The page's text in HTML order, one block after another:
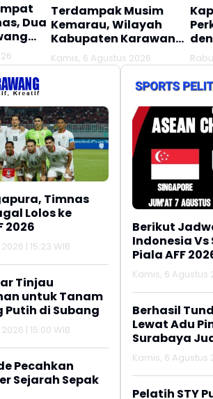
Dua
Terdampak Musim
Kemarau, Wilayah
Kabupaten Karawang
Kekeringan Makin
Meluas
Kamis, 6 Agustus 2026
Timnas
Lolos ke
2026
| 15:23 WIB
Tinjau
untuk Tanam
Putih di Subang
| 15:00 WIB
Pecahkan
Sejarah Sepak
Berikut
Indonesia
Piala AFF
Kamis, 6 Agustus
Berhasil
Lewat Adu
Surabaya
2026
Kamis, 6 Agustus
Pelatih STY